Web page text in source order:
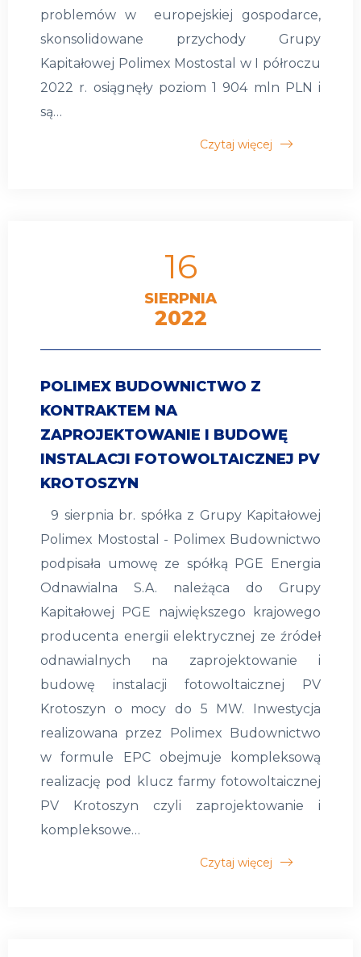
problemów w europejskiej gospodarce,
skonsolidowane przychody Grupy
Kapitałowej Polimex Mostostal w I półroczu
2022 r. osiągnęły poziom 1 904 mln PLN i
są…
Czytaj więcej
16
SIERPNIA
2022
POLIMEX BUDOWNICTWO Z
KONTRAKTEM NA
ZAPROJEKTOWANIE I BUDOWĘ
INSTALACJI FOTOWOLTAICZNEJ PV
KROTOSZYN
9 sierpnia br. spółka z Grupy Kapitałowej
Polimex Mostostal - Polimex Budownictwo
podpisała umowę ze spółką PGE Energia
Odnawialna S.A. należąca do Grupy
Kapitałowej PGE największego krajowego
producenta energii elektrycznej ze źródeł
odnawialnych na zaprojektowanie i
budowę instalacji fotowoltaicznej PV
Krotoszyn o mocy do 5 MW. Inwestycja
realizowana przez Polimex Budownictwo
w formule EPC obejmuje kompleksową
realizację pod klucz farmy fotowoltaicznej
PV Krotoszyn czyli zaprojektowanie i
kompleksowe…
Czytaj więcej